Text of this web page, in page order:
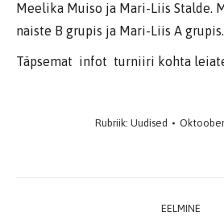
Meelika Muiso ja Mari-Liis Stalde.
naiste B grupis ja Mari-Liis A grupis.
Täpsemat infot turniiri kohta
Rubriik: Uudised
EELMINE